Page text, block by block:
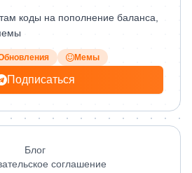
коды на пополнение баланса,
Мемы
Подписаться
Блог
соглашение